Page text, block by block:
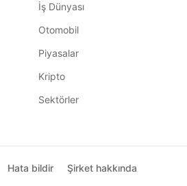
İş Dünyası
Otomobil
Piyasalar
Kripto
Sektörler
Hata bildir Şirket hakkında